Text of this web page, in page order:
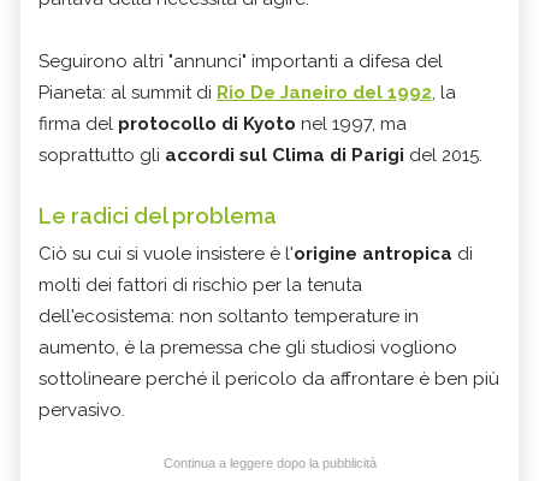
Seguirono altri "annunci" importanti a difesa del
Pianeta: al summit di Rio De Janeiro del 1992, la
firma del protocollo di Kyoto nel 1997, ma
soprattutto gli accordi sul Clima di Parigi del 2015.
Le radici del problema
Ciò su cui si vuole insistere è l'origine antropica di
molti dei fattori di rischio per la tenuta
dell'ecosistema: non soltanto temperature in
aumento, è la premessa che gli studiosi vogliono
sottolineare perché il pericolo da affrontare è ben più
pervasivo.
Continua a leggere dopo la pubblicità